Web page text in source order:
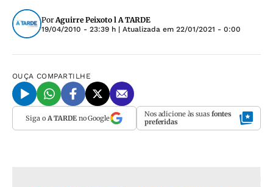
PorAguirre Peixoto l A TARDE
19/04/2010 - 23:39 h | Atualizada em 22/01/2021 - 0:00
OUÇA COMPARTILHE
Siga o A TARDEno Google Nos adicione às suas fontes
preferidas